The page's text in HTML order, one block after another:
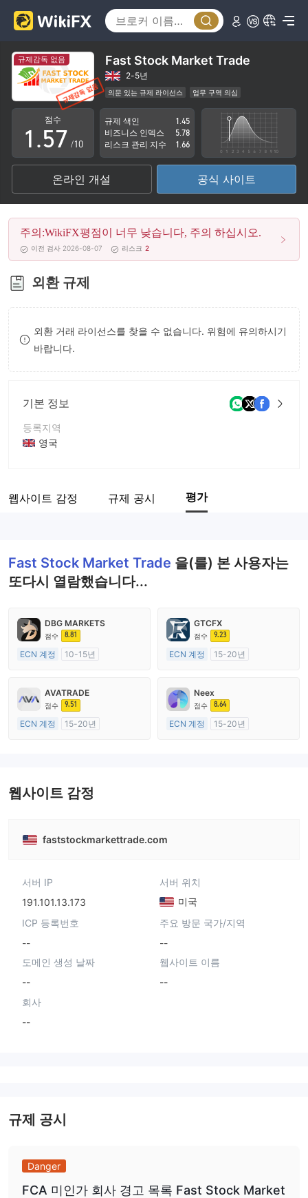
규제감독 없음 Fast Stock Market Trade
2-5년
의문 있는 규제 라이선스
업무 구역 의심
잠재적 위험성이 높음
점수
0
1
2
3
4
5
6
7
8
9
.
1
2
3
4
5
6
7
8
9
3
4
5
6
7
8
9
/10
규제 색인
1.45
비즈니스 인덱스
5.78
리스크 관리 지수
1.66
온라인 개설 공식 사이트
주의:WikiFX평점이 너무 낮습니다, 주의 하십시오.
이전 검사 2026-08-07 리스크 2
외환 규제
외환 거래 라이선스를 찾을 수 없습니다. 위험에 유의하시기
바랍니다.
기본 정보
등록지역
영국
회사 전체 이름
웹사이트 감정 규제 공시 평가
Fast Stock Market Trade 을(를) 본 사용자는
또다시 열람했습니다...
DBG MARKETS
점수 8.81
ECN 계정
10-15년
마스터 레이블 MT4
GTCFX
점수 9.23
ECN 계정
15-20년
외환 거래 라이선스 (MM)
마스터 레이블 MT4
AVATRADE
점수 9.51
ECN 계정
15-20년
Neex
점수 8.64
ECN 계정
15-20년
웹사이트 감정
faststockmarkettrade.com
서버 IP
191.101.13.173
서버 위치
미국
ICP 등록번호
--
주요 방문 국가/지역
--
도메인 생성 날짜
--
웹사이트 이름
--
회사
--
규제 공시
Danger
FCA 미인가 회사 경고 목록 Fast Stock Market